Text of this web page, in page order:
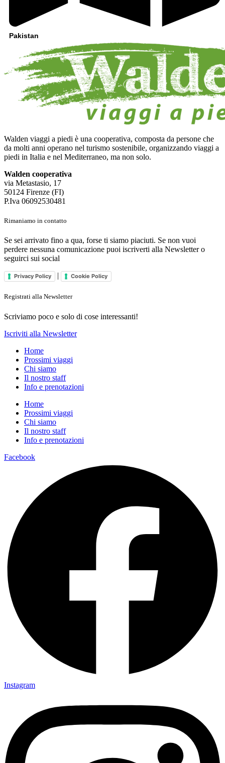
Pakistan
Walden viaggi a piedi è una cooperativa, composta da persone che
da molti anni operano nel turismo sostenibile, organizzando viaggi a
piedi in Italia e nel Mediterraneo, ma non solo.
Walden cooperativa
via Metastasio, 17
50124 Firenze (FI)
P.Iva 06092530481
Rimaniamo in contatto
Se sei arrivato fino a qua, forse ti siamo piaciuti. Se non vuoi
perdere nessuna comunicazione puoi iscriverti alla Newsletter o
seguirci sui social
Privacy Policy | Cookie Policy
Registrati alla Newsletter
Scriviamo poco e solo di cose interessanti!
Iscriviti alla Newsletter
Home
Prossimi viaggi
Chi siamo
Il nostro staff
Info e prenotazioni
Home
Prossimi viaggi
Chi siamo
Il nostro staff
Info e prenotazioni
Facebook
Instagram